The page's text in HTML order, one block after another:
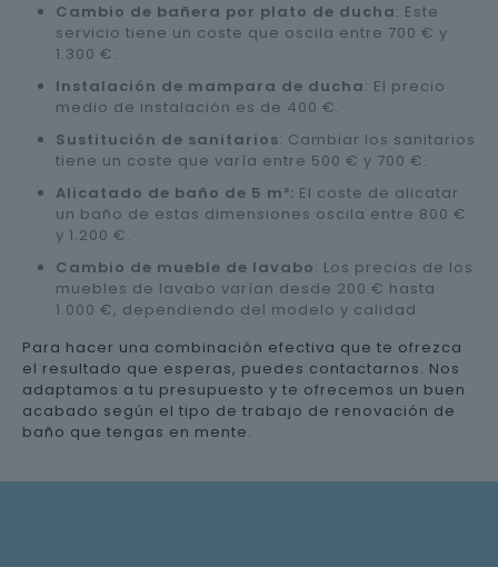
Cambio de bañera por plato de ducha: Este
servicio tiene un coste que oscila entre 700 € y
1.300 €.
Instalación de mampara de ducha: El precio
medio de instalación es de 400 €.
Sustitución de sanitarios: Cambiar los sanitarios
tiene un coste que varía entre 500 € y 700 €.
Alicatado de baño de 5 m²: El coste de alicatar
un baño de estas dimensiones oscila entre 800 €
y 1.200 €.
Cambio de mueble de lavabo: Los precios de los
muebles de lavabo varían desde 200 € hasta
1.000 €, dependiendo del modelo y calidad.
Para hacer una combinación efectiva que te ofrezca
el resultado que esperas, puedes contactarnos. Nos
adaptamos a tu presupuesto y te ofrecemos un buen
acabado según el tipo de trabajo de renovación de
baño que tengas en mente.